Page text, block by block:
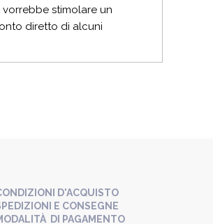
stimolare un
diretto di alcuni
D'ACQUISTO
E CONSEGNE
DI PAGAMENTO